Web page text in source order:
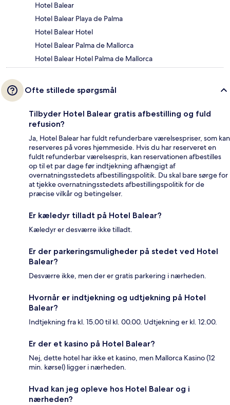
Hotel Balear
Hotel Balear Playa de Palma
Hotel Balear Hotel
Hotel Balear Palma de Mallorca
Hotel Balear Hotel Palma de Mallorca
Ofte stillede spørgsmål
Tilbyder Hotel Balear gratis afbestilling og fuld
refusion?
Ja, Hotel Balear har fuldt refunderbare værelsespriser, som kan
reserveres på vores hjemmeside. Hvis du har reserveret en
fuldt refunderbar værelsespris, kan reservationen afbestilles
op til et par dage før indtjekning afhængigt af
overnatningsstedets afbestillingspolitik. Du skal bare sørge for
at tjekke overnatningsstedets afbestillingspolitik for de
præcise vilkår og betingelser.
Er kæledyr tilladt på Hotel Balear?
Kæledyr er desværre ikke tilladt.
Er der parkeringsmuligheder på stedet ved Hotel
Balear?
Desværre ikke, men der er gratis parkering i nærheden.
Hvornår er indtjekning og udtjekning på Hotel
Balear?
Indtjekning fra kl. 15.00 til kl. 00.00. Udtjekning er kl. 12.00.
Er der et kasino på Hotel Balear?
Nej, dette hotel har ikke et kasino, men Mallorca Kasino (12
min. kørsel) ligger i nærheden.
Hvad kan jeg opleve hos Hotel Balear og i
nærheden?